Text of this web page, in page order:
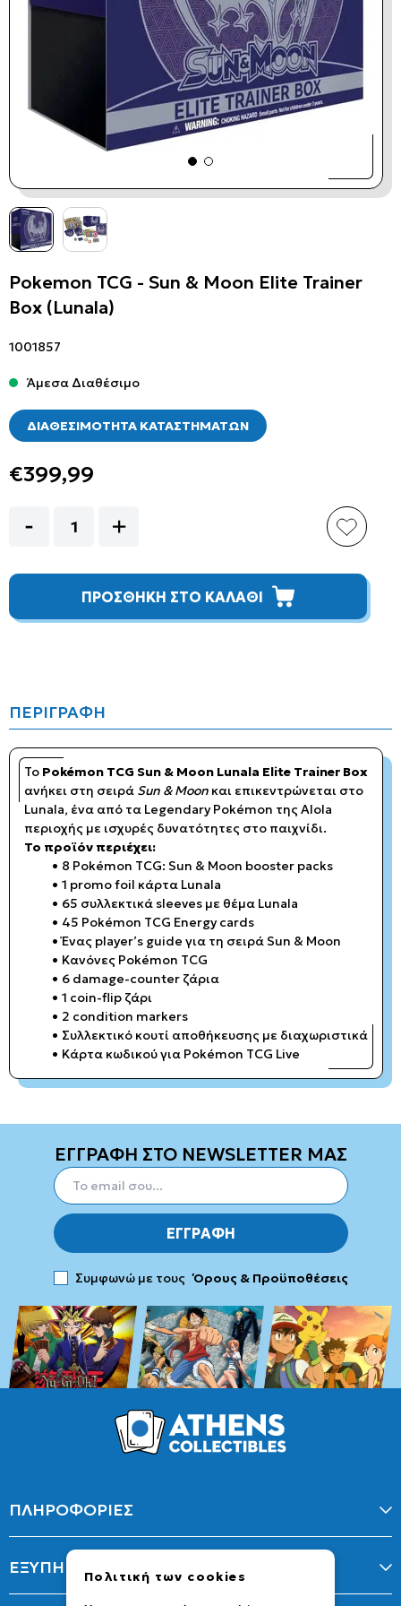
Pokemon TCG - Sun & Moon Elite Trainer
Box (Lunala)
1001857
Άμεσα Διαθέσιμο
ΔΙΑΘΕΣΙΜΟΤΗΤΑ ΚΑΤΑΣΤΗΜΑΤΩΝ
€399,99
ΠΡΟΣΘΗΚΗ ΣΤΟ ΚΑΛΑΘΙ
ΠΕΡΙΓΡΑΦΗ
Το Pokémon TCG Sun & Moon Lunala Elite Trainer Box
ανήκει στη σειρά Sun & Moon και επικεντρώνεται στο
Lunala, ένα από τα Legendary Pokémon της Alola
περιοχής με ισχυρές δυνατότητες στο παιχνίδι.
Το προϊόν περιέχει:
8 Pokémon TCG: Sun & Moon booster packs
1 promo foil κάρτα Lunala
65 συλλεκτικά sleeves με θέμα Lunala
45 Pokémon TCG Energy cards
Ένας player’s guide για τη σειρά Sun & Moon
Κανόνες Pokémon TCG
6 damage-counter ζάρια
1 coin-flip ζάρι
2 condition markers
Συλλεκτικό κουτί αποθήκευσης με διαχωριστικά
Κάρτα κωδικού για Pokémon TCG Live
ΕΓΓΡΑΦΗ ΣΤΟ NEWSLETTER ΜΑΣ
ΕΓΓΡΑΦΗ
Συμφωνώ με τους Όρους & Προϋποθέσεις
ΠΛΗΡΟΦΟΡΙΕΣ
ΕΞΥΠΗΡΕΤΗΣΗΠολιτική των cookies